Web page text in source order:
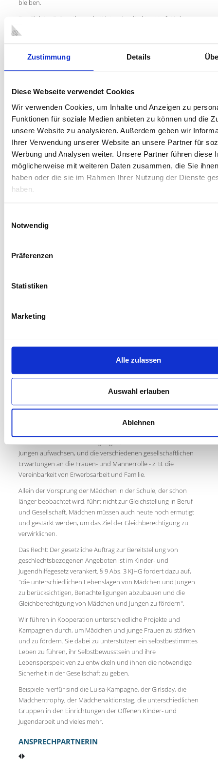
Zustimmung Details
Diese Webseite verwendet Cookies
Wir verwenden Cookies, um Inhalte und Anzeigen zu
Funktionen für soziale Medien anbieten zu können und die
unsere Website zu analysieren. Außerdem geben wir
Ihrer Verwendung unserer Website an unsere Partner für
Werbung und Analysen weiter. Unsere Partner führen diese
möglicherweise mit weiteren Daten zusammen, die Sie
haben oder die sie im Rahmen Ihrer Nutzung der Dienste
haben.
Notwendig
Präferenzen
Statistiken
Marketing
Alle zulassen
Auswahl erlauben
Ablehnen
bleiben.
Das Ziel der Präventionsarbeit ist es, im direkten Umfeld der
Selbstkontrolle, Frustrationstoleranz und Selbstvertrauen
stärken, um sie handlungsfähiger und selbstständiger fürs
und im Blick zu haben, sie mit den Kindern, Jugendlichen und
Erwachsenen zu thematisieren und gemeinsam an einer guten
Lösung zu arbeiten.
Die Jugendhilfe Oberhausen berät das pädagogische
Fachpersonal, um problematische Entwicklungen frühzeitig zu
erkennen und die Risiken zu minimieren. Die Implementierung
von verschiedenen Präventionsprogrammen wie z. B. das
Coolness-Training® wird verstärkt aufgebaut, damit die
persönliche Entwicklung der Kinder und Jugendlichen gefördert
verschiedenen Sozialräumen geschaffen, damit sich die Akteure
anbieten können.
Mädchenförderung
Ein wichtiger Schwerpunkt der Jugendpflege ist die
Mädchenförderung.
Mädchenförderung bezieht sich in der Kinder- und
die unterschiedlichen Bedingungen, unter denen Mädchen und
Jungen aufwachsen, und die verschiedenen gesellschaftlichen
Erwartungen an die Frauen- und Männerrolle - z. B. die
Vereinbarkeit von Erwerbsarbeit und Familie.
Allein der Vorsprung der Mädchen in der Schule, der schon
länger beobachtet wird, führt nicht zur Gleichstellung in Beruf
und Gesellschaft. Mädchen müssen auch heute noch ermutigt
und gestärkt werden, um das Ziel der Gleichberechtigung zu
verwirklichen.
Das Recht: Der gesetzliche Auftrag zur Bereitstellung von
geschlechtsbezogenen Angeboten ist im Kinder- und
Jugendhilfegesetz verankert. § 9 Abs. 3 KJHG fordert dazu auf,
"die unterschiedlichen Lebenslagen von Mädchen und Jungen
zu berücksichtigen, Benachteiligungen abzubauen und die
Gleichberechtigung von Mädchen und Jungen zu fördern".
Wir führen in Kooperation unterschiedliche Projekte und
Kampagnen durch, um Mädchen und junge Frauen zu stärken
und zu fördern. Sie dabei zu unterstützen ein selbstbestimmtes
Leben zu führen, ihr Selbstbewusstsein und ihre
Lebensperspektiven zu entwickeln und ihnen die notwendige
Sicherheit in der Gesellschaft zu geben.
Beispiele hierfür sind die Luisa-Kampagne, der Girlsday, die
Mädchentrophy, der Mädchenaktionstag, die unterschiedlichen
Gruppen in den Einrichtungen der Offenen Kinder- und
Jugendarbeit und vieles mehr.
ANSPRECHPARTNERIN